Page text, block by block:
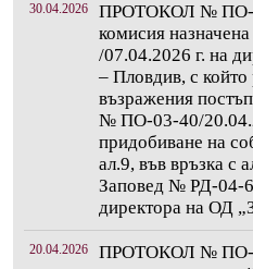
30.04.2026
ПРОТОКОЛ № ПО-
комисия
/07.04.2026 г. на
– Пловдив, с
възражения
№ ПО-03-40/
придобиване на
ал.9, във връзка с
Заповед № РД-04-
директора на ОД
20.04.2026
ПРОТОКОЛ № ПО-